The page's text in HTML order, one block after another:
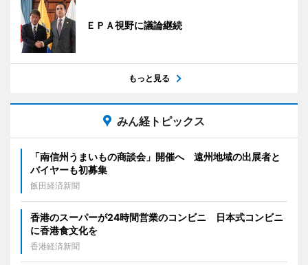
ＥＰＡ視野に議論継続
もっと見る
みん経トピックス
「南信州うまいもの商談会」開催へ 遠州地域の出展者と
バイヤーも初募集
飯田経済新聞
香港のスーパーが24時間営業のコンビニ 日本式コンビニ
に香港食文化を
香港経済新聞